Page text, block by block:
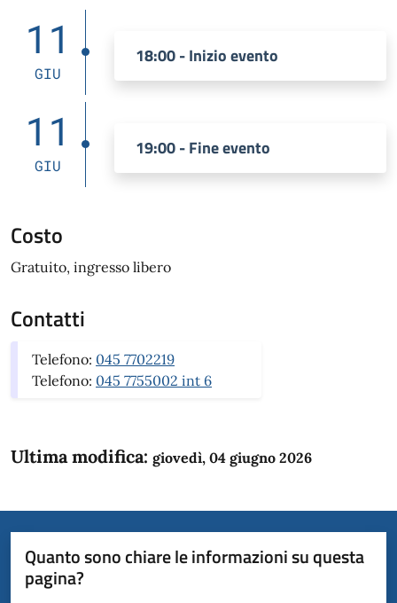
11
GIU
18:00 - Inizio evento
11
GIU
19:00 - Fine evento
Costo
Gratuito, ingresso libero
Contatti
Telefono: 045 7702219
Telefono: 045 7755002 int 6
Ultima modifica: giovedì, 04 giugno 2026
Quanto sono chiare le informazioni su questa
pagina?